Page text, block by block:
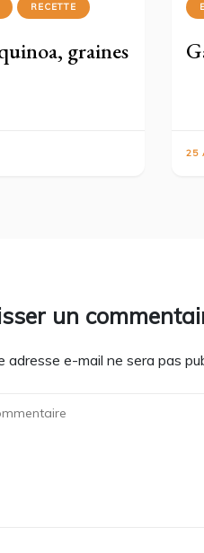
RECETTE
graines
25
un
adresse e-mail ne sera pas